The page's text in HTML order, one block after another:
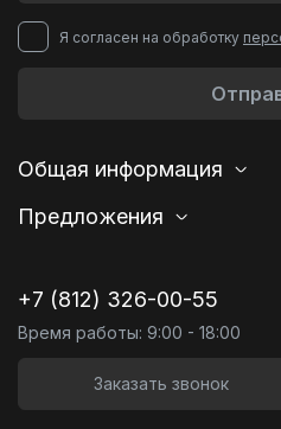
Я согласен на обработку
Общая информация
Предложения
+7 (812) 326-00-55
Время работы: 9:00 - 18:00
Заказать звонок